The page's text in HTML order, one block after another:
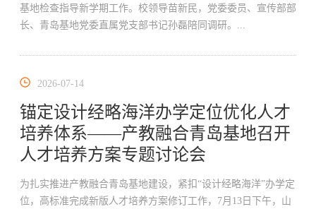
基地检查指导新学期工作。校领导苗新民，党委委员、宣传部部
长、青岛基地党委直属党支部书记孙磊陪同调研。...
2026-07-14
锚定设计经略海洋办学定位优化人才
培养体系——产教融合青岛基地召开
人才培养方案专题讨论会
为扎实推进产教融合青岛基地建设，紧扣“设计经略海洋”办学定
位，高标准完成新版人才培养方案修订工作，7月13日下午，山